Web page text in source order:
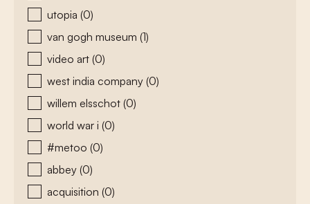
utopia (0)
van gogh museum (1)
video art (0)
west india company (0)
willem elsschot (0)
world war i (0)
#metoo (0)
abbey (0)
acquisition (0)